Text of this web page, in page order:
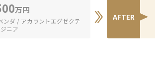
万円
ンダ / アカウントエグゼクテ
ニア
AFTER